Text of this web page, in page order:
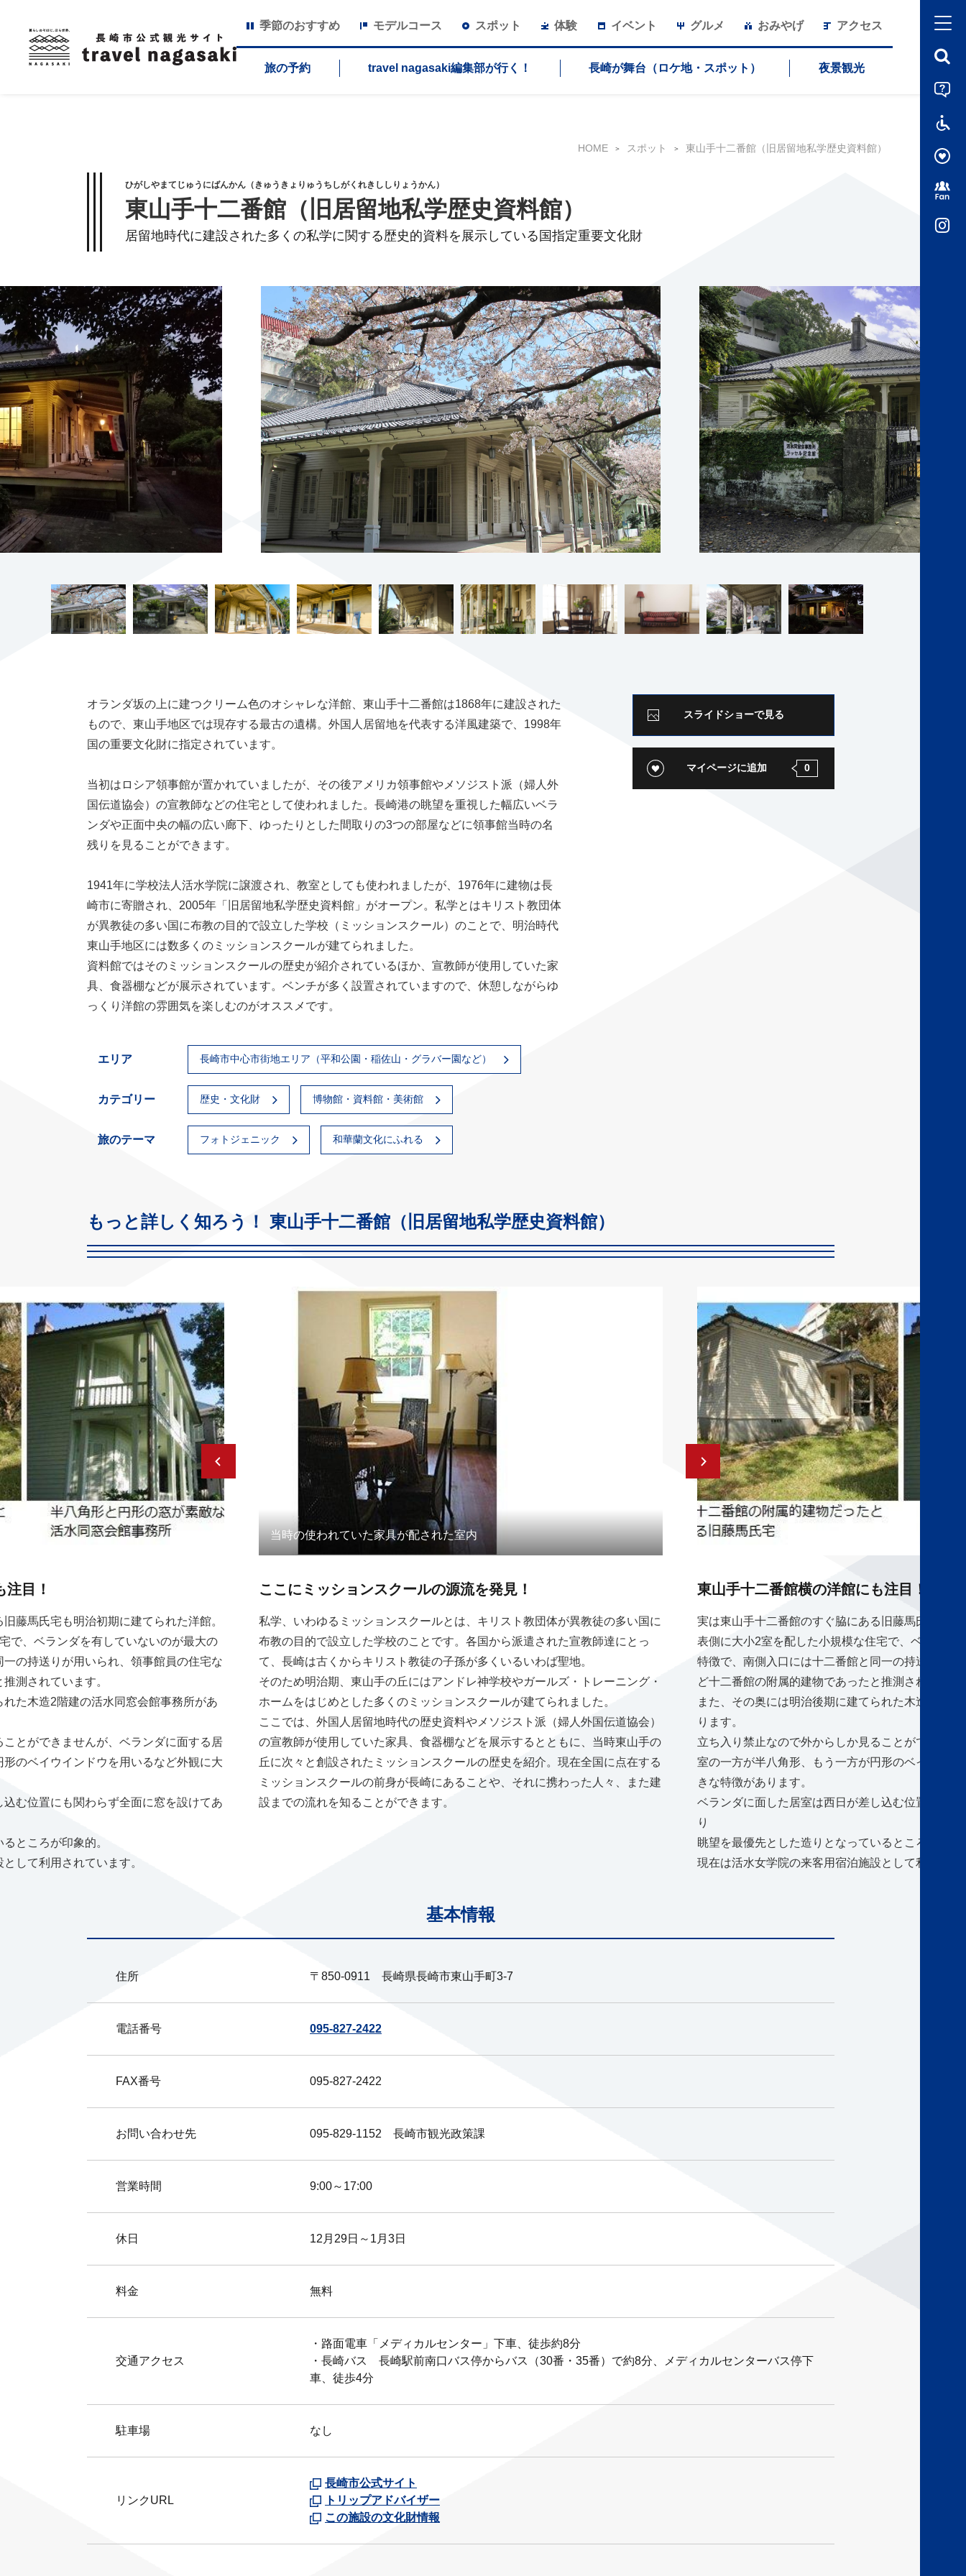
季節のおすすめ モデルコース スポット 体験 イベント グルメ おみやげ アクセス
旅の予約 travel nagasaki編集部が行く！ 長崎が舞台（ロケ地・スポット） 夜景観光
HOME スポット 東山手十二番館（旧居留地私学歴史資料館）
ひがしやまてじゅうにばんかん（きゅうきょりゅうちしがくれきししりょうかん）
東山手十二番館（旧居留地私学歴史資料館）
居留地時代に建設された多くの私学に関する歴史的資料を展示している国指定重要文化財
オランダ坂の上に建つクリーム色のオシャレな洋館、東山手十二番館は1868年に建設された
もので、東山手地区では現存する最古の遺構。外国人居留地を代表する洋風建築で、1998年
国の重要文化財に指定されています。
当初はロシア領事館が置かれていましたが、その後アメリカ領事館やメソジスト派（婦人外
国伝道協会）の宣教師などの住宅として使われました。長崎港の眺望を重視した幅広いベラ
ンダや正面中央の幅の広い廊下、ゆったりとした間取りの3つの部屋などに領事館当時の名
残りを見ることができます。
1941年に学校法人活水学院に譲渡され、教室としても使われましたが、1976年に建物は長
崎市に寄贈され、2005年「旧居留地私学歴史資料館」がオープン。私学とはキリスト教団体
が異教徒の多い国に布教の目的で設立した学校（ミッションスクール）のことで、明治時代
東山手地区には数多くのミッションスクールが建てられました。
資料館ではそのミッションスクールの歴史が紹介されているほか、宣教師が使用していた家
具、食器棚などが展示されています。ベンチが多く設置されていますので、休憩しながらゆ
っくり洋館の雰囲気を楽しむのがオススメです。
スライドショーで見る
マイページに追加 0
エリア 長崎市中心市街地エリア（平和公園・稲佐山・グラバー園など）
カテゴリー 歴史・文化財 博物館・資料館・美術館
旅のテーマ フォトジェニック 和華蘭文化にふれる
もっと詳しく知ろう！ 東山手十二番館（旧居留地私学歴史資料館）
目！
藤馬氏宅も明治初期に建てられた洋館。
で、ベランダを有していないのが最大の
の持送りが用いられ、領事館員の住宅な
測されています。
た木造2階建の活水同窓会館事務所があ
とができませんが、ベランダに面する居
のベイウインドウを用いるなど外観に大
む位置にも関わらず全面に窓を設けてあ
ところが印象的。
して利用されています。
当時の使われていた家具が配された室内
ここにミッションスクールの源流を発見！
私学、いわゆるミッションスクールとは、キリスト教団体が異教徒の多い国に
布教の目的で設立した学校のことです。各国から派遣された宣教師達にとっ
て、長崎は古くからキリスト教徒の子孫が多くいるいわば聖地。
そのため明治期、東山手の丘にはアンドレ神学校やガールズ・トレーニング・
ホームをはじめとした多くのミッションスクールが建てられました。
ここでは、外国人居留地時代の歴史資料やメソジスト派（婦人外国伝道協会）
の宣教師が使用していた家具、食器棚などを展示するとともに、当時東山手の
丘に次々と創設されたミッションスクールの歴史を紹介。現在全国に点在する
ミッションスクールの前身が長崎にあることや、それに携わった人々、また建
設までの流れを知ることができます。
東山手十二番館横の洋館にも注目！
実は東山手十二番館のすぐ脇にある旧藤馬氏宅も
表側に大小2室を配した小規模な住宅で、ベランダ
特徴で、南側入口には十二番館と同一の持送りが
ど十二番館の附属的建物であったと推測されていま
また、その奥には明治後期に建てられた木造2階建
ります。
立ち入り禁止なので外からしか見ることができま
室の一方が半八角形、もう一方が円形のベイウイ
きな特徴があります。
ベランダに面した居室は西日が差し込む位置にも
り
眺望を最優先とした造りとなっているところが印象
現在は活水女学院の来客用宿泊施設として利用され
基本情報
住所 〒850-0911 長崎県長崎市東山手町3-7
電話番号 095-827-2422
FAX番号 095-827-2422
お問い合わせ先 095-829-1152 長崎市観光政策課
営業時間 9:00～17:00
休日 12月29日～1月3日
料金 無料
交通アクセス
・路面電車「メディカルセンター」下車、徒歩約8分
・長崎バス 長崎駅前南口バス停からバス（30番・35番）で約8分、メディカルセンターバス停下
車、徒歩4分
駐車場 なし
リンクURL
長崎市公式サイト
トリップアドバイザー
この施設の文化財情報